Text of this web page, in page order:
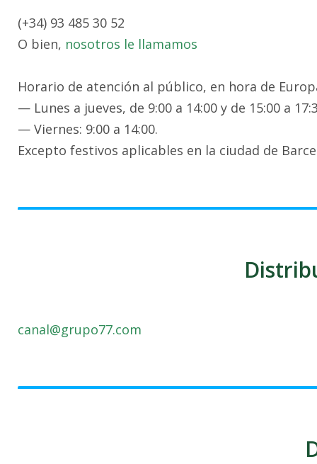
(+34) 93 485 30 52
O bien, nosotros le llamamos
Horario de atención al público, en hora de
— Lunes a jueves, de 9:00 a 14:00 y de 15:00 a
— Viernes: 9:00 a 14:00.
Excepto festivos aplicables en la ciudad de
canal@grupo77.com